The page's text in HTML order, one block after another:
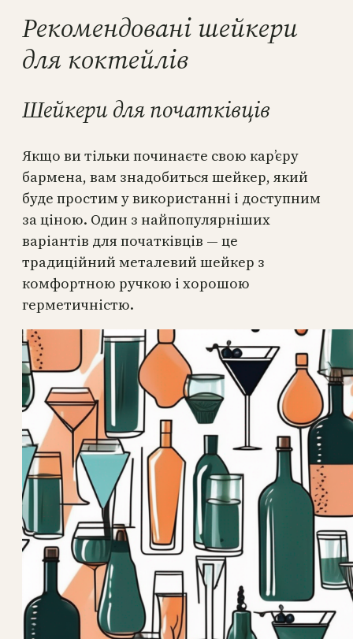
Рекомендовані шейкери
для коктейлів
Шейкери для початківців
Якщо ви тільки починаєте свою кар’єру
бармена, вам знадобиться шейкер, який
буде простим у використанні і доступним
за ціною. Один з найпопулярніших
варіантів для початківців — це
традиційний металевий шейкер з
комфортною ручкою і хорошою
герметичністю.